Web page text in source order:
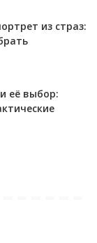
из страз:
её выбор: